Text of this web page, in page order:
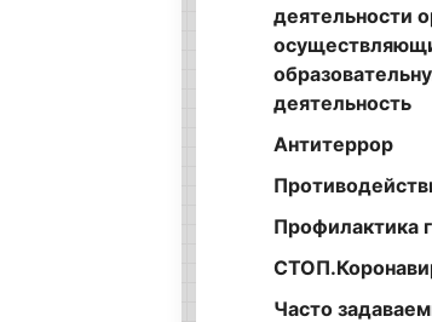
деятельности
деятельность
Антитеррор
Профилактика
Часто